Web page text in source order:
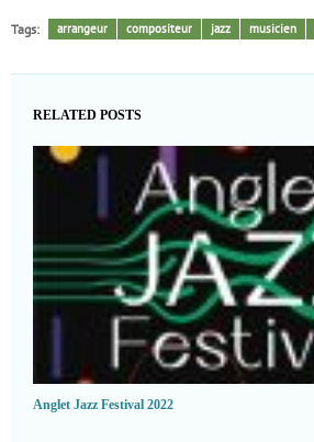
Tags: arrangeur compositeur jazz musicien
RELATED POSTS
Anglet Jazz Festival 2022